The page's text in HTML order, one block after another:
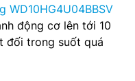
WD10HG4U04BBSV
động cơ lên tới 10
đối trong suốt quá